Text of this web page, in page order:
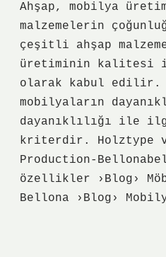
Ahşap, mobilya
malzemelerin
çeşitli ahşap
üretiminin
olarak kabul edilir.
mobilyaların
dayanıklılığı ile
kriterdir. Holztype
Production-
özellikler ›Blog›
Bellona ›Blog›